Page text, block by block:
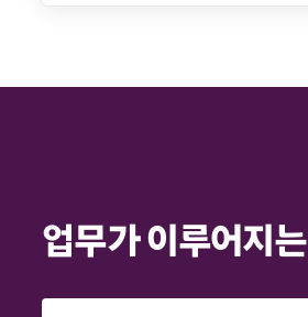
업무가 이루어지